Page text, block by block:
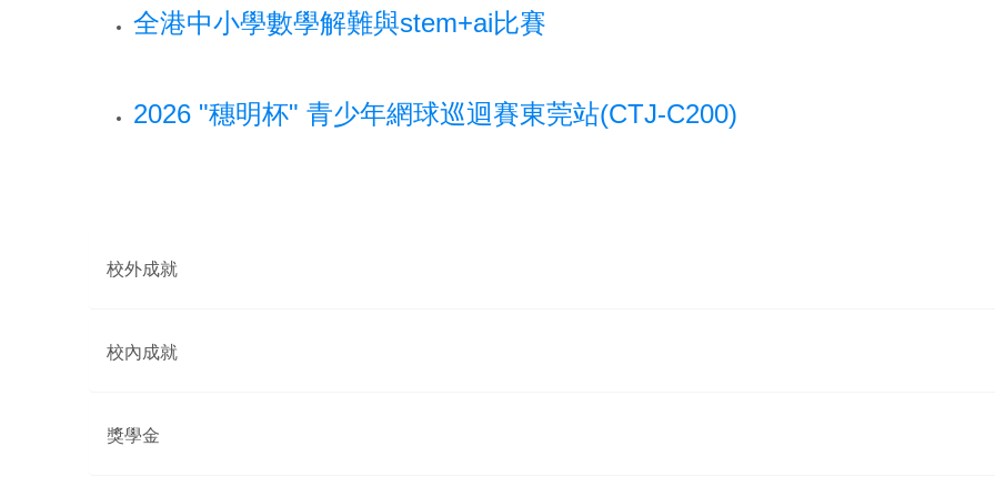
全港中小學數學解難與stem+ai比賽
2026 "穗明杯" 青少年網球巡迴賽東莞站(CTJ-C200)
校外成就
校內成就
獎學金